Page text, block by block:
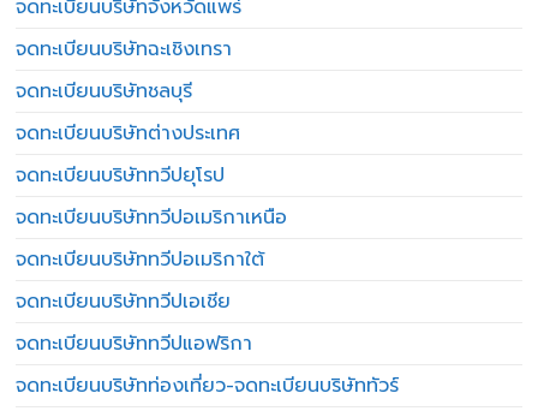
จดทะเบียนบริษัทจังหวัดแพร่
จดทะเบียนบริษัทฉะเชิงเทรา
จดทะเบียนบริษัทชลบุรี
จดทะเบียนบริษัทต่างประเทศ
จดทะเบียนบริษัททวีปยุโรป
จดทะเบียนบริษัททวีปอเมริกาเหนือ
จดทะเบียนบริษัททวีปอเมริกาใต้
จดทะเบียนบริษัททวีปเอเชีย
จดทะเบียนบริษัททวีปแอฟริกา
จดทะเบียนบริษัทท่องเที่ยว-จดทะเบียนบริษัททัวร์